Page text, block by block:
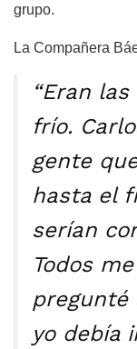
grupo.
La Compañera
“Eran
frío.
gente
hasta el
serían
Todos
pregunté
yo debía